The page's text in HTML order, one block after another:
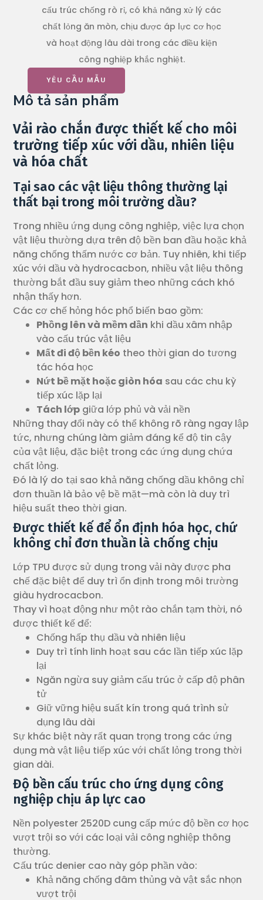
cấu trúc chống rò rỉ, có khả năng xử lý các
chất lỏng ăn mòn, chịu được áp lực cơ học
và hoạt động lâu dài trong các điều kiện
công nghiệp khắc nghiệt.
YÊU CẦU MẪU
Mô tả sản phẩm
Vải rào chắn được thiết kế cho môi
trường tiếp xúc với dầu, nhiên liệu
và hóa chất
Tại sao các vật liệu thông thường lại
thất bại trong môi trường dầu?
Trong nhiều ứng dụng công nghiệp, việc lựa chọn
vật liệu thường dựa trên độ bền ban đầu hoặc khả
năng chống thấm nước cơ bản. Tuy nhiên, khi tiếp
xúc với dầu và hydrocacbon, nhiều vật liệu thông
thường bắt đầu suy giảm theo những cách khó
nhận thấy hơn.
Các cơ chế hỏng hóc phổ biến bao gồm:
Phồng lên và mềm dần khi dầu xâm nhập
vào cấu trúc vật liệu
Mất điđộ bền kéo theo thời gian do tương
tác hóa học
Nứt bề mặt hoặc giòn hóa sau các chu kỳ
tiếp xúc lặp lại
Tách lớp giữa lớp phủ và vải nền
Những thay đổi này có thể không rõ ràng ngay lập
tức, nhưng chúng làm giảm đáng kể độ tin cậy
của vật liệu, đặc biệt trong các ứng dụng chứa
chất lỏng.
Đó là lý do tại sao khả năng chống dầu không chỉ
đơn thuần là bảo vệ bề mặt—mà còn là duy trì
hiệu suất theo thời gian.
Được thiết kế để ổn định hóa học, chứ
không chỉ đơn thuần là chống chịu
Lớp TPU được sử dụng trong vải này được pha
chế đặc biệt để duy trì ổn định trong môi trường
giàu hydrocacbon.
Thay vì hoạt động như một rào chắn tạm thời, nó
được thiết kế để:
Chống hấp thụ dầu và nhiên liệu
Duy trì tính linh hoạt sau các lần tiếp xúc lặp
lại
Ngăn ngừa suy giảm cấu trúc ở cấp độ phân
tử
Giữ vững hiệu suất kín trong quá trình sử
dụng lâu dài
Sự khác biệt này rất quan trọng trong các ứng
dụng mà vật liệu tiếp xúc với chất lỏng trong thời
gian dài.
Độ bền cấu trúc cho ứng dụng công
nghiệp chịu áp lực cao
Nền polyester 2520D cung cấp mức độ bền cơ học
vượt trội so với các loại vải công nghiệp thông
thường.
Cấu trúc denier cao này góp phần vào:
Khả năng chống đâm thủng và vật sắc nhọn
vượt trội